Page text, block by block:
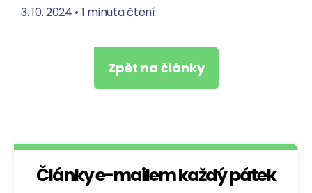
3. 10. 2024 • 1 minuta čtení
Zpět na články
Články e-mailem každý pátek